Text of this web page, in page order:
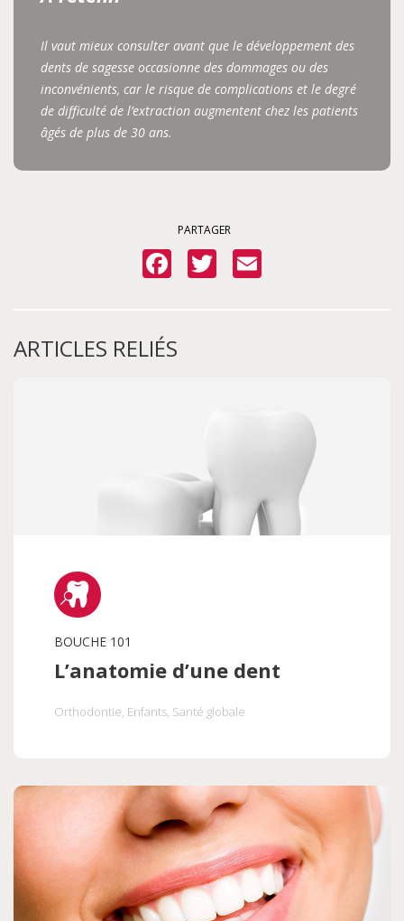
Il vaut mieux consulter avant que le développement des
dents de sagesse occasionne des dommages ou des
inconvénients, car le risque de complications et le degré
de difficulté de l’extraction augmentent chez les patients
âgés de plus de 30 ans.
PARTAGER
Facebook
Twitter
ARTICLES RELIÉS
BOUCHE 101
L’anatomie d’une dent
Orthodontie, Enfants, Santé globale